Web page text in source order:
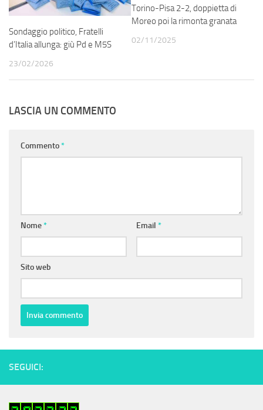
Sondaggio politico, Fratelli
d’Italia allunga: giù Pd e M5S
23/02/2026
Torino-Pisa 2-2, doppietta di
Moreo poi la rimonta granata
02/11/2025
LASCIA UN COMMENTO
Commento*
Nome* Email *
Sito web
SEGUICI: